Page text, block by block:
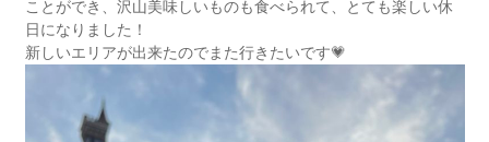
ことができ、沢山美味しいものも食べられて、とても楽しい休
日になりました‎‎！
新しいエリアが出来たのでまた行きたいです💗